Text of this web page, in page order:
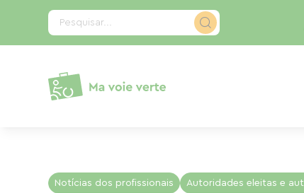
Pesquisar...
Notícias dos profissionais Autoridades eleitas e
Painel de Gerenciamento de Cookies